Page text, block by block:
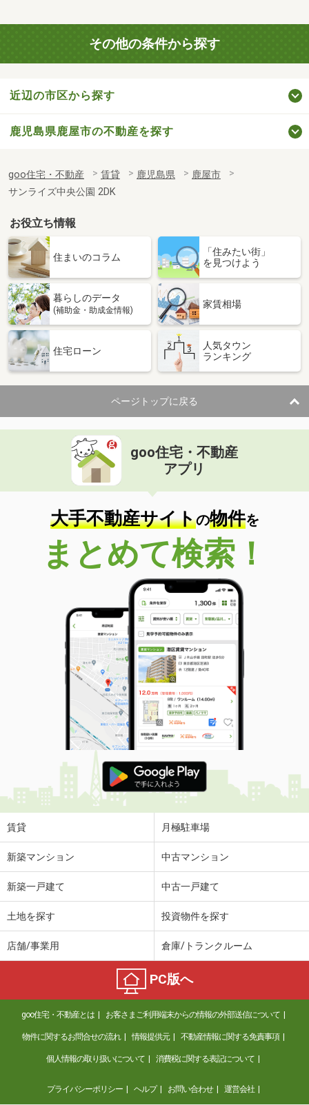
その他の条件から探す
近辺の市区から探す
鹿児島県鹿屋市の不動産を探す
goo住宅・不動産 賃貸 鹿児島県
鹿屋市
サンライズ中央公園 2DK
お役立ち情報
住まいのコラム
「住みたい街」
を見つけよう
暮らしのデータ
(補助金・助成金情報)
家賃相場
住宅ローン
人気タウン
ランキング
ページトップに戻る
goo住宅・不動産
アプリ
大手不動産サイトの物件を
まとめて検索！
賃貸 月極駐車場
新築マンション 中古マンション
新築一戸建て 中古一戸建て
土地を探す 投資物件を探す
店舗/事業用 倉庫/トランクルーム
PC版へ
goo住宅・不動産とは お客さまご利用端末からの情報の外部送信について
物件に関するお問合せの流れ 情報提供元 不動産情報に関する免責事項
個人情報の取り扱いについて 消費税に関する表記について
プライバシーポリシー ヘルプ お問い合わせ 運営会社